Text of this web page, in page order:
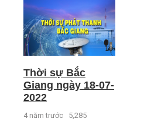
Thời sự Bắc
Giang ngày 18-07-
2022
4 năm trước 5,285